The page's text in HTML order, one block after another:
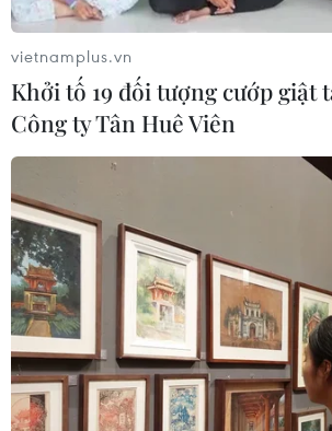
Phát động cuộc vận động
chức nói không với tiêu cực
24/07/2019 12:03
vietnamplus.vn
Khởi tố 19 đối tượng cướp giật
Công ty Tân Huê Viên